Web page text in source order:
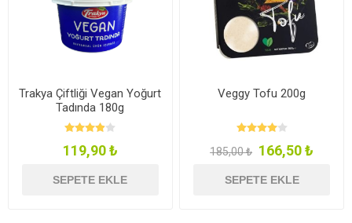
Trakya Çiftliği Vegan Yoğurt
Tadında 180g
119,90 ₺
SEPETE EKLE
Veggy Tofu 200g
185,00 ₺ 166,50 ₺
SEPETE EKLE